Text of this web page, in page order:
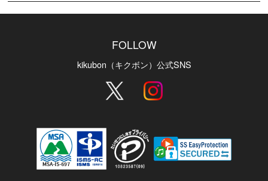
FOLLOW
kikubon（キクボン）公式SNS